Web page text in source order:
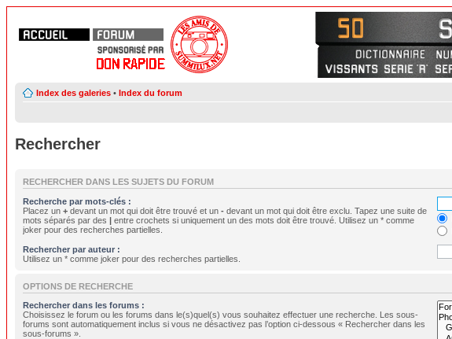
Index des galeries • Index du forum
Rechercher
RECHERCHER DANS LES SUJETS DU FORUM
Recherche par mots-clés :
Placez un + devant un mot qui doit être trouvé et un - devant un mot qui doit être exclu. Tapez une suite de
mots séparés par des | entre crochets si uniquement un des mots doit être trouvé. Utilisez un * comme
joker pour des recherches partielles.
Rechercher par auteur :
Utilisez un * comme joker pour des recherches partielles.
OPTIONS DE RECHERCHE
Rechercher dans les forums :
Choisissez le forum ou les forums dans le(s)quel(s) vous souhaitez effectuer une recherche. Les sous-
forums sont automatiquement inclus si vous ne désactivez pas l’option ci-dessous « Rechercher dans les
sous-forums ».